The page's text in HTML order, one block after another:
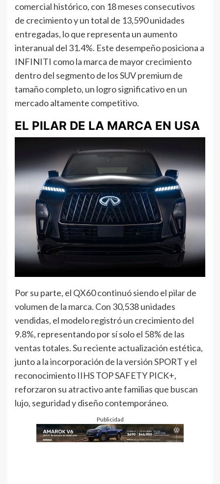
comercial histórico, con 18 meses consecutivos
de crecimiento y un total de 13,590 unidades
entregadas, lo que representa un aumento
interanual del 31.4%. Este desempeño posiciona a
INFINITI como la marca de mayor crecimiento
dentro del segmento de los SUV premium de
tamaño completo, un logro significativo en un
mercado altamente competitivo.
EL PILAR DE LA MARCA EN USA
Por su parte, el QX60 continuó siendo el pilar de
volumen de la marca. Con 30,538 unidades
vendidas, el modelo registró un crecimiento del
9.8%, representando por sí solo el 58% de las
ventas totales. Su reciente actualización estética,
junto a la incorporación de la versión SPORT y el
reconocimiento IIHS TOP SAFETY PICK+,
reforzaron su atractivo ante familias que buscan
lujo, seguridad y diseño contemporáneo.
Publicidad